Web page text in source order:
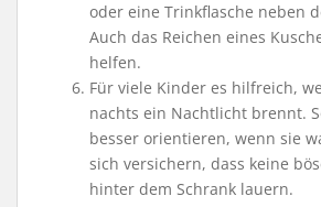
oder eine Trinkflasche neben
Auch das Reichen eines
helfen.
Für viele Kinder es hilfreich,
nachts ein Nachtlicht brennt.
besser orientieren, wenn sie
sich versichern, dass keine
hinter dem Schrank lauern.